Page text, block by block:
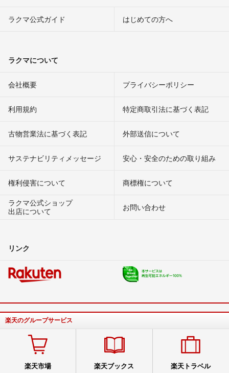
ラクマ公式ガイド はじめての方へ
ラクマについて
会社概要 プライバシーポリシー
利用規約 特定商取引法に基づく表記
古物営業法に基づく表記 外部送信について
サステナビリティメッセージ 安心・安全のための取り組み
権利侵害について
商標権について
ラクマ公式ショップ
出店について
お問い合わせ
リンク
楽天のグループサービス
楽天市場 楽天ブックス 楽天トラベル